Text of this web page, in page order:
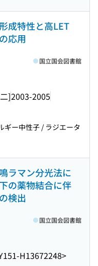
成特性と高LET
応用
]2003-2005
国立国会図書館
ギー中性子 / ラジエータ
ラマン分光法に
の薬物結合に伴
検出
H13672248>
国立国会図書館